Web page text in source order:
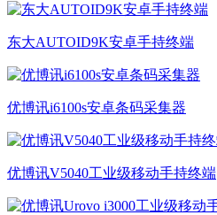
东大AUTOID9K安卓手持终端
优博讯i6100s安卓条码采集器
优博讯V5040工业级移动手持终端